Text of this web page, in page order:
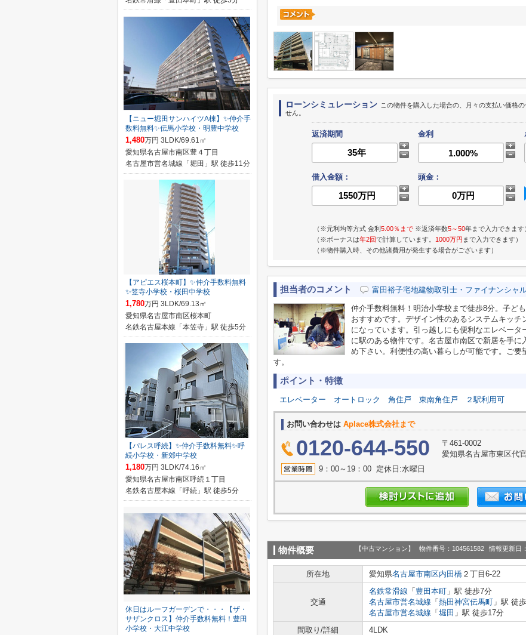
ローンシミュレーション この物件を購入した場合の、月々の支払い価格
せん。
返済期間 金利
借入金額：
頭金：
（※元利均等方式 金利5.00％まで ※返済年数5～50年まで入力できます
（※ボーナスは年2回で計算しています。 1000万円 まで入力できます）
（※物件購入時、その他諸費用が発生する場合がございます）
担当者のコメント 富田裕子宅地建物取引士・ファイナンシャ
仲介手数料無料！明治小学校まで徒歩8分。子ど
おすすめです。デザイン性のあるシステムキッ
になっています。引っ越しにも便利なエレベー
に駅のある物件です。名古屋市南区で新居を手
め下さい。利便性の高い暮らしが可能です。ご要
す。
ポイント・特徴
エレベーター オートロック 角住戸 東南角住戸 ２駅利用可
お問い合わせは Aplace株式会社まで
0120-644-550
〒461-0002
愛知県名古屋市東区代
9：00～19：00 定休日:水曜日
物件概要 【中古マンション】 物件番号：104561582 情報更新日
所在地 愛知県名古屋市南区内田橋 ２丁目6-22
交通
名鉄常滑線 「 豊田本町 」駅 徒歩7分
名古屋市営名城線 「 熱田神宮伝馬町 」駅 徒
名古屋市営名城線 「 堀田 」駅 徒歩17分
間取り/詳細
4LDK
【ニュー堀田サンハイツA棟】✨️仲介手
数料無料✨️伝馬小学校・明豊中学校
1,480万円 3LDK/69.61㎡
愛知県名古屋市南区豊４丁目
名古屋市営名城線「堀田」駅 徒歩11分
【アピエス桜本町】✨️仲介手数料無料
✨️笠寺小学校・桜田中学校
1,780万円 3LDK/69.13㎡
愛知県名古屋市南区桜本町
名鉄名古屋本線「本笠寺」駅 徒歩5分
【パレス呼続】✨️仲介手数料無料✨️呼
続小学校・新郊中学校
1,180万円 3LDK/74.16㎡
愛知県名古屋市南区呼続１丁目
名鉄名古屋本線「呼続」駅 徒歩5分
休日はルーフガーデンで・・・【ザ・
サザンクロス】仲介手数料無料！豊田
小学校・大江中学校